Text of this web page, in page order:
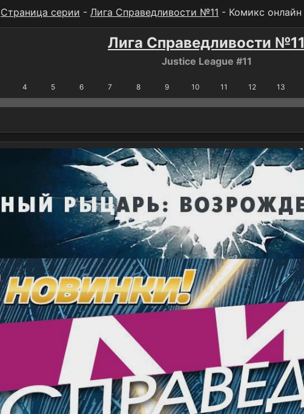
Страница серии - Лига Справедливости №11 - Комикс онлайн
Лига Справедливости №11
Justice League #11
4 5 6 7 8 9 10 11 12 13